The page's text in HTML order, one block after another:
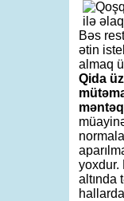
Bəs
ətin
almaq
Qida
yoxdur.
altında